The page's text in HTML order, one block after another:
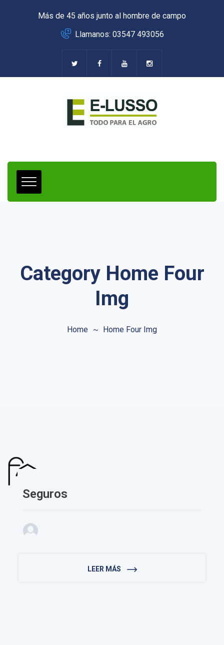
Más de 45 años junto al hombre de campo
Llamanos: 03547 493056
Category Home Four
Img
Home Home Four Img
Seguros
LEER MÁS